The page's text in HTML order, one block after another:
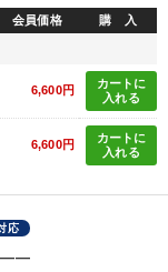
専門家
チャー
す。
会員価格 購 入
6,600円
カートに
入れる
6,600円
カートに
入れる
応